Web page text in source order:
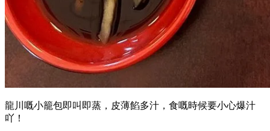
龍川嘅小籠包即叫即蒸，皮薄餡多汁，食嘅時候要小心爆汁
吖！